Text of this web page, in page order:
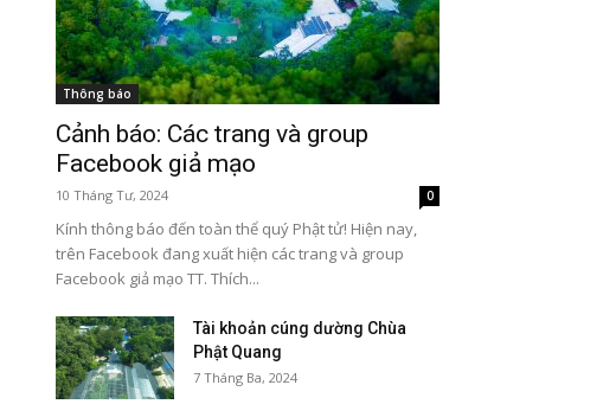
Thông báo
Cảnh báo: Các trang và group
Facebook giả mạo
10 Tháng Tư, 2024 0
Kính thông báo đến toàn thể quý Phật tử! Hiện nay,
trên Facebook đang xuất hiện các trang và group
Facebook giả mạo TT. Thích...
Tài khoản cúng dường Chùa
Phật Quang
7 Tháng Ba, 2024